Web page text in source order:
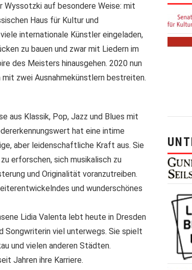
Wyssotzki auf besondere Weise: mit
Haus für Kultur und
internationale Künstler eingeladen,
zu bauen und zwar mit Liedern im
des Meisters hinausgehen. 2020 nun
zwei Ausnahmekünstlern bestreiten.
aus Klassik, Pop, Jazz und Blues mit
hat eine intime
aber leidenschaftliche Kraft aus. Sie
erforschen, sich musikalisch zu
und Originalität voranzutreiben.
und wunderschönes
Lidia Valenta lebt heute in Dresden
Songwriterin viel unterwegs. Sie spielt
und vielen anderen Städten.
Jahren ihre Karriere.